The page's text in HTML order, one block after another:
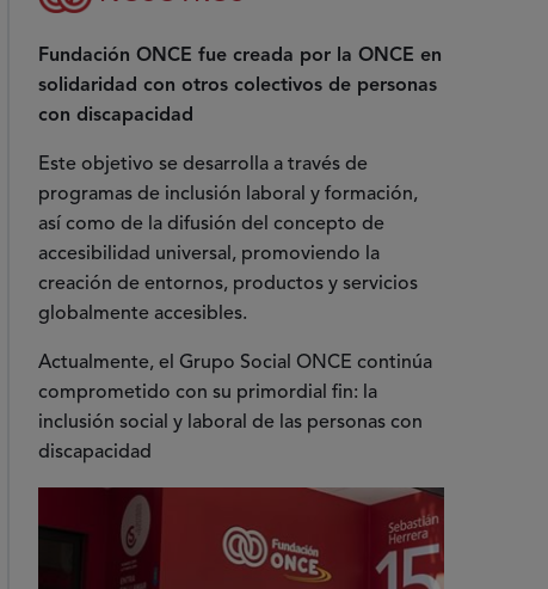
Fundación ONCE fue creada por la ONCE en
solidaridad con otros colectivos de personas
con discapacidad
Este objetivo se desarrolla a través de
programas de inclusión laboral y formación,
así como de la difusión del concepto de
accesibilidad universal, promoviendo la
creación de entornos, productos y servicios
globalmente accesibles.
Actualmente, el Grupo Social ONCE continúa
comprometido con su primordial fin: la
inclusión social y laboral de las personas con
discapacidad